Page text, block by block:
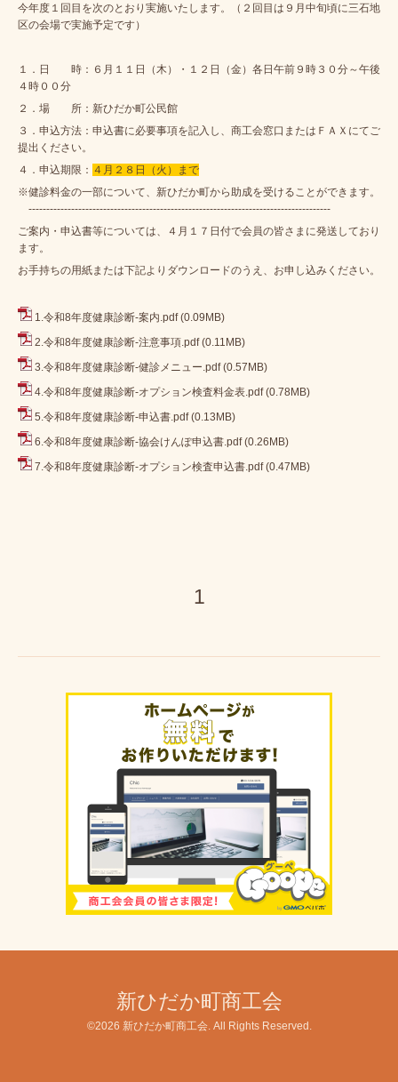
今年度１回目を次のとおり実施いたします。（２回目は９月中旬頃に三石地
区の会場で実施予定です）
１．日 時：６月１１日（木）・１２日（金）各日午前９時３０分～午後
４時００分
２．場 所：新ひだか町公民館
３．申込方法：申込書に必要事項を記入し、商工会窓口またはＦＡＸにてご
提出ください。
４．申込期限： ４月２８日（火）まで
※健診料金の一部について、新ひだか町から助成を受けることができます。
-------------------------------------------------------------------------------------
ご案内・申込書等については、４月１７日付で会員の皆さまに発送しており
ます。
お手持ちの用紙または下記よりダウンロードのうえ、お申し込みください。
1.令和8年度健康診断-案内.pdf (0.09MB)
2.令和8年度健康診断-注意事項.pdf (0.11MB)
3.令和8年度健康診断-健診メニュー.pdf (0.57MB)
4.令和8年度健康診断-オプション検査料金表.pdf (0.78MB)
5.令和8年度健康診断-申込書.pdf (0.13MB)
6.令和8年度健康診断-協会けんぽ申込書.pdf (0.26MB)
7.令和8年度健康診断-オプション検査申込書.pdf (0.47MB)
1
新ひだか町商工会
©2026 新ひだか町商工会. All Rights Reserved.